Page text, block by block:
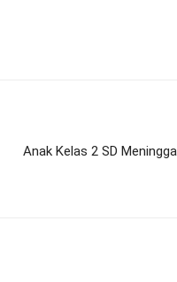
Anak Kelas 2 SD